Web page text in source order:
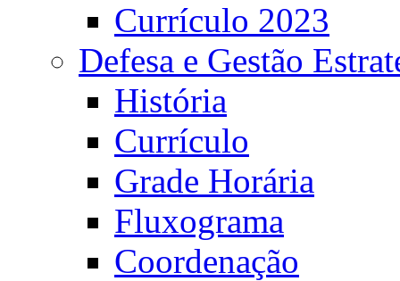
Currículo 2023
Defesa e Gestão
História
Currículo
Grade Horária
Fluxograma
Coordenação